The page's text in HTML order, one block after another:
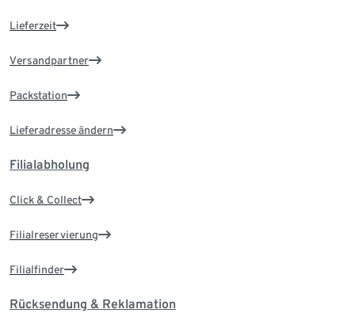
Lieferzeit
Versandpartner
Packstation
Lieferadresse ändern
Filialabholung
Click & Collect
Filialreservierung
Filialfinder
Rücksendung & Reklamation